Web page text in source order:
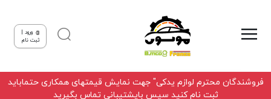
ورود |
ثبت نام
فروشندگان محترم لوازم یدکی" جهت نمایش قیمتهای همکاری حتماباید
ثبت نام کنید سپس باپشتیبانی تماس بگیرید